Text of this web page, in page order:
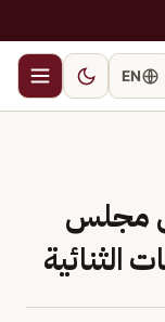
EN
مجلس
الثنائية